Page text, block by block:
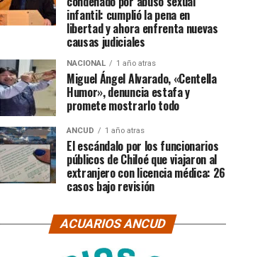
infantil: cumplió la pena en
libertad y ahora enfrenta nuevas
causas judiciales
NACIONAL 1 año atras
Miguel Ángel Alvarado, «Centella
Humor», denuncia estafa y
promete mostrarlo todo
ANCUD 1 año atras
El escándalo por los funcionarios
públicos de Chiloé que viajaron al
extranjero con licencia médica: 26
casos bajo revisión
ACUARIOS ANCUD